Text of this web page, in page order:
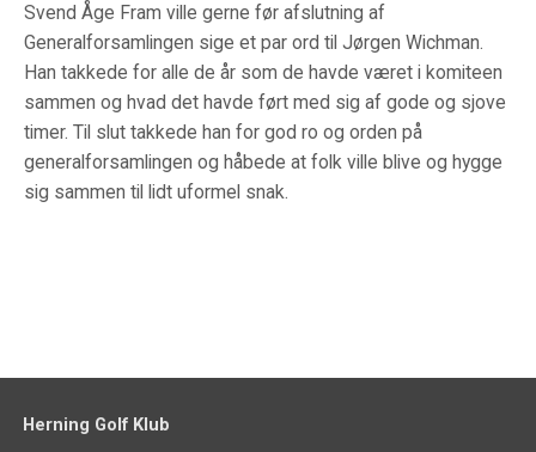
Svend Åge Fram ville gerne før afslutning af
Generalforsamlingen sige et par ord til Jørgen Wichman.
Han takkede for alle de år som de havde været i komiteen
sammen og hvad det havde ført med sig af gode og sjove
timer. Til slut takkede han for god ro og orden på
generalforsamlingen og håbede at folk ville blive og hygge
sig sammen til lidt uformel snak.
Herning Golf Klub